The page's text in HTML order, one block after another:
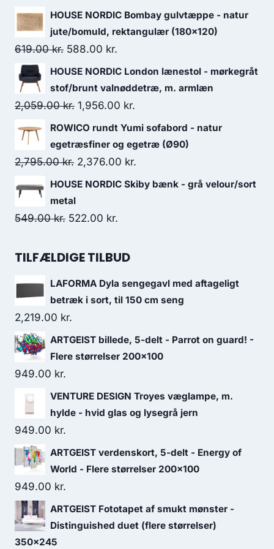
HOUSE NORDIC Bombay gulvtæppe - natur
jute/bomuld, rektangulær (180x120)
619.00kr. 588.00 kr.
HOUSE NORDIC London lænestol - mørkegråt
stof/brunt valnøddetræ, m. armlæn
2,059.00kr. 1,956.00 kr.
ROWICO rundt Yumi sofabord - natur
egetræsfiner og egetræ (Ø90)
2,795.00kr. 2,376.00 kr.
HOUSE NORDIC Skiby bænk - grå velour/sort
metal
549.00kr. 522.00 kr.
TILFÆLDIGE TILBUD
LAFORMA Dyla sengegavl med aftageligt
betræk i sort, til 150 cm seng
2,219.00 kr.
ARTGEIST billede, 5-delt - Parrot on guard! -
Flere størrelser 200x100
949.00 kr.
VENTURE DESIGN Troyes væglampe, m.
hylde - hvid glas og lysegrå jern
949.00 kr.
ARTGEIST verdenskort, 5-delt - Energy of
World - Flere størrelser 200x100
949.00 kr.
ARTGEIST Fototapet af smukt mønster -
Distinguished duet (flere størrelser)
350x245